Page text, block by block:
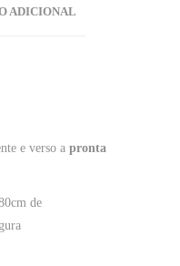
ADICIONAL
e verso a pronta
de